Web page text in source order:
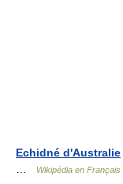
Echidné d'Australie
Wikipédia en Français